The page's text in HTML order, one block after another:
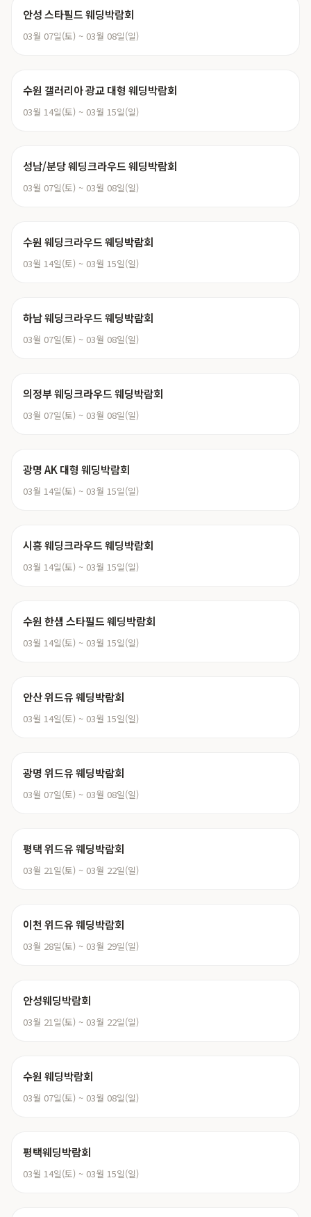
안성 스타필드 웨딩박람회
03월 07일(토) ~ 03월 08일(일)
수원 갤러리아 광교 대형 웨딩박람회
03월 14일(토) ~ 03월 15일(일)
성남/분당 웨딩크라우드 웨딩박람회
03월 07일(토) ~ 03월 08일(일)
수원 웨딩크라우드 웨딩박람회
03월 14일(토) ~ 03월 15일(일)
하남 웨딩크라우드 웨딩박람회
03월 07일(토) ~ 03월 08일(일)
의정부 웨딩크라우드 웨딩박람회
03월 07일(토) ~ 03월 08일(일)
광명 AK 대형 웨딩박람회
03월 14일(토) ~ 03월 15일(일)
시흥 웨딩크라우드 웨딩박람회
03월 14일(토) ~ 03월 15일(일)
수원 한샘 스타필드 웨딩박람회
03월 14일(토) ~ 03월 15일(일)
안산 위드유 웨딩박람회
03월 14일(토) ~ 03월 15일(일)
광명 위드유 웨딩박람회
03월 07일(토) ~ 03월 08일(일)
평택 위드유 웨딩박람회
03월 21일(토) ~ 03월 22일(일)
이천 위드유 웨딩박람회
03월 28일(토) ~ 03월 29일(일)
안성웨딩박람회
03월 21일(토) ~ 03월 22일(일)
수원 웨딩박람회
03월 07일(토) ~ 03월 08일(일)
평택웨딩박람회
03월 14일(토) ~ 03월 15일(일)